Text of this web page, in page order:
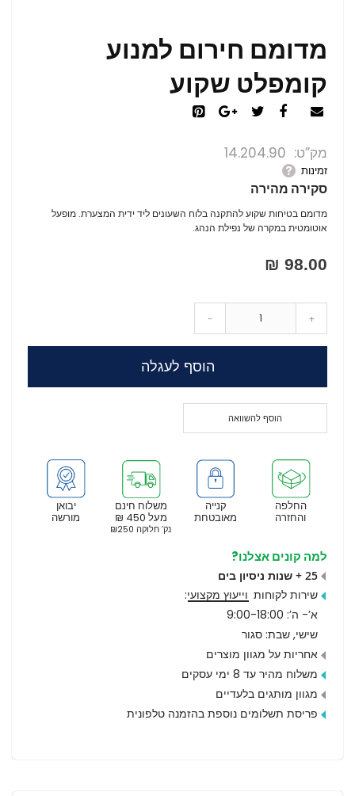
מדומם חירום למנוע
קומפלט שקוע
מק”ט 14.204.90
זמינות
סקירה מהירה
מדומם בטיחות שקוע להתקנה בלוח השעונים ליד ידית המצערת. מופעל
אוטומטית במקרה של נפילת הנהג.
98.00 ₪
- +
הוסף לעגלה
הוסף להשוואה
יבואן
מורשה
משלוח חינם
מעל 450 ₪
נק’ חלוקה ₪250
קנייה
מאובטחת
החלפה
והחזרה
למה קונים אצלנו?
25 + שנות ניסיון בים
שירות לקוחות וייעוץ מקצועי:
א’- ה’: 9:00-18:00
שישי, שבת: סגור
אחריות על מגוון מוצרים
משלוח מהיר עד 8 ימי עסקים
מגוון מותגים בלעדיים
פריסת תשלומים נוספת בהזמנה טלפונית